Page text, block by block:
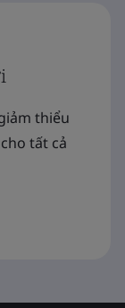
thiểu
tất cả